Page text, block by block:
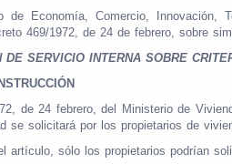
de Economía, Comercio,
469/1972, de 24 de febrero, sobre
DE SERVICIO INTERNA SOBRE
de 24 febrero, del Ministerio de
se solicitará por los propietarios de
artículo, sólo los propietarios podrían